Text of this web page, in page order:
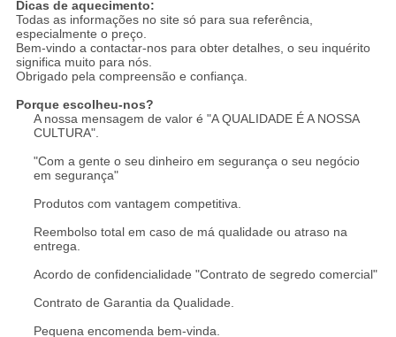
Dicas de aquecimento:
Todas as informações no site só para sua referência,
especialmente o preço.
Bem-vindo a contactar-nos para obter detalhes, o seu inquérito
significa muito para nós.
Obrigado pela compreensão e confiança.
Porque escolheu-nos?
A nossa mensagem de valor é "A QUALIDADE É A NOSSA
CULTURA".
"Com a gente o seu dinheiro em segurança o seu negócio
em segurança"
Produtos com vantagem competitiva.
Reembolso total em caso de má qualidade ou atraso na
entrega.
Acordo de confidencialidade "Contrato de segredo comercial"
Contrato de Garantia da Qualidade.
Pequena encomenda bem-vinda.